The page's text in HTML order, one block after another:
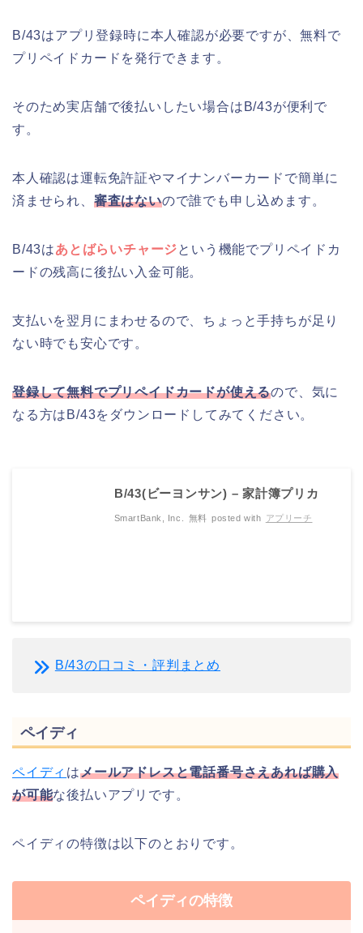
B/43はアプリ登録時に本人確認が必要ですが、無料で
プリペイドカードを発行できます。
そのため実店舗で後払いしたい場合はB/43が便利で
す。
本人確認は運転免許証やマイナンバーカードで簡単に
済ませられ、 審査はないので誰でも申し込めます。
B/43はあとばらいチャージという機能でプリペイドカ
ードの残高に後払い入金可能。
支払いを翌月にまわせるので、ちょっと手持ちが足り
ない時でも安心です。
登録して無料でプリペイドカードが使えるので、気に
なる方はB/43をダウンロードしてみてください。
B/43(ビーヨンサン) – 家計簿プリカ
SmartBank, Inc. 無料 posted with アプリーチ
B/43の口コミ・評判まとめ
ペイディ
ペイディ はメールアドレスと電話番号さえあれば購入
が可能な後払いアプリです。
ペイディの特徴は以下のとおりです。
ペイディの特徴